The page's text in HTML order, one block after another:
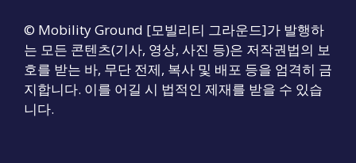
© Mobility Ground [모빌리티 그라운드]가 발행하
는 모든 콘텐츠(기사, 영상, 사진 등)은 저작권법의 보
호를 받는 바, 무단 전제, 복사 및 배포 등을 엄격히 금
지합니다. 이를 어길 시 법적인 제재를 받을 수 있습
니다.